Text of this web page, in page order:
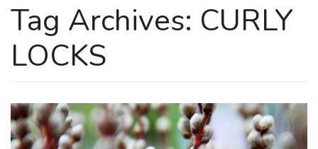
Tag Archives: CURLY
LOCKS